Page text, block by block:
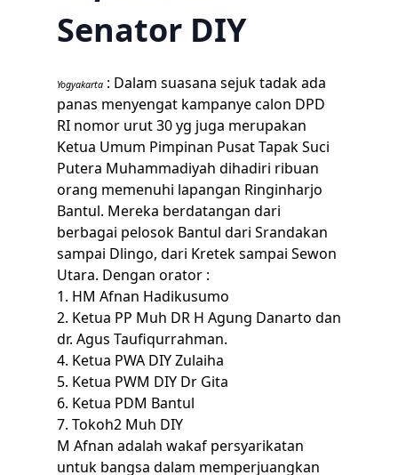
Senator DIY
Yogyakarta : Dalam suasana sejuk tadak ada
panas menyengat kampanye calon DPD
RI nomor urut 30 yg juga merupakan
Ketua Umum Pimpinan Pusat Tapak Suci
Putera Muhammadiyah dihadiri ribuan
orang memenuhi lapangan Ringinharjo
Bantul. Mereka berdatangan dari
berbagai pelosok Bantul dari Srandakan
sampai Dlingo, dari Kretek sampai Sewon
Utara. Dengan orator :
1. HM Afnan Hadikusumo
2. Ketua PP Muh DR H Agung Danarto dan
dr. Agus Taufiqurrahman.
4. Ketua PWA DIY Zulaiha
5. Ketua PWM DIY Dr Gita
6. Ketua PDM Bantul
7. Tokoh2 Muh DIY
M Afnan adalah wakaf persyarikatan
untuk bangsa dalam memperjuangkan